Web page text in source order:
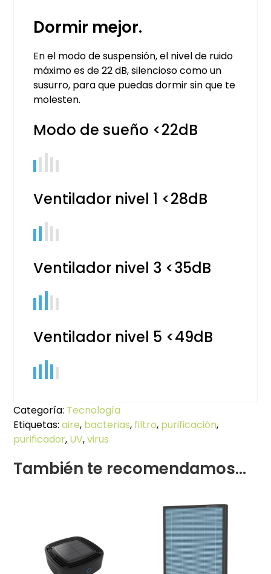
Dormir mejor.
En el modo de suspensión, el nivel de ruido
máximo es de 22 dB, silencioso como un
susurro, para que puedas dormir sin que te
molesten.
Modo de sueño <22dB
Ventilador nivel 1 <28dB
Ventilador nivel 3 <35dB
Ventilador nivel 5 <49dB
Categoría: Tecnología
Etiquetas:aire, bacterias, filtro, purificación,
purificador, UV,virus
También te recomendamos…